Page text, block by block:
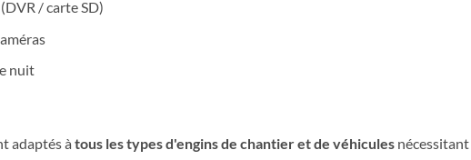
/ carte SD)
nuit
adaptés à tous les types d'engins de chantier et de véhicules